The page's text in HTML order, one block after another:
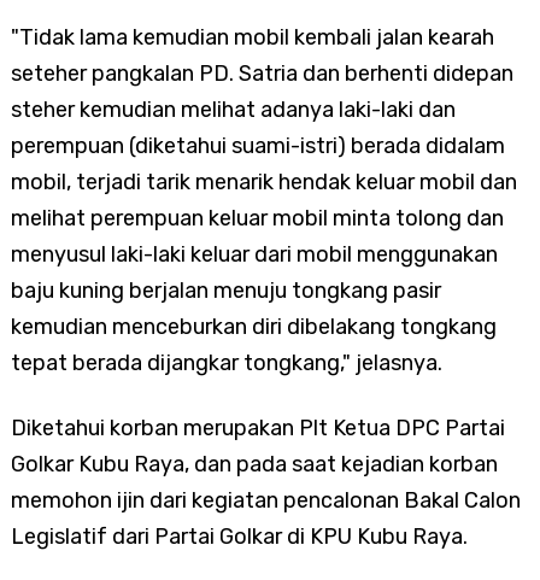
"Tidak lama kemudian mobil kembali jalan kearah
seteher pangkalan PD. Satria dan berhenti didepan
steher kemudian melihat adanya laki-laki dan
perempuan (diketahui suami-istri) berada didalam
mobil, terjadi tarik menarik hendak keluar mobil dan
melihat perempuan keluar mobil minta tolong dan
menyusul laki-laki keluar dari mobil menggunakan
baju kuning berjalan menuju tongkang pasir
kemudian menceburkan diri dibelakang tongkang
tepat berada dijangkar tongkang," jelasnya.
Diketahui korban merupakan Plt Ketua DPC Partai
Golkar Kubu Raya, dan pada saat kejadian korban
memohon ijin dari kegiatan pencalonan Bakal Calon
Legislatif dari Partai Golkar di KPU Kubu Raya.